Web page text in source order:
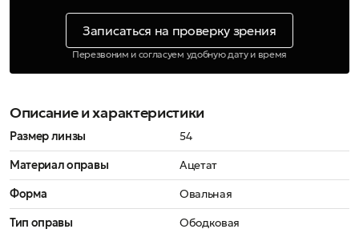
Записаться на проверку зрения
Перезвоним и согласуем удобную дату и время
Описание и характеристики
Размер линзы
54
Материал оправы
Ацетат
Форма
Овальная
Тип оправы
Ободковая